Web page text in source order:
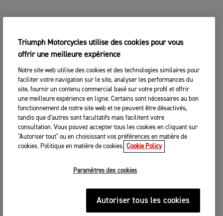
Triumph Motorcycles utilise des cookies pour vous
offrir une meilleure expérience
Notre site web utilise des cookies et des technologies similaires pour
faciliter votre navigation sur le site, analyser les performances du
site, fournir un contenu commercial basé sur votre profil et offrir
une meilleure expérience en ligne. Certains sont nécessaires au bon
fonctionnement de notre site web et ne peuvent être désactivés,
tandis que d'autres sont facultatifs mais facilitent votre
consultation. Vous pouvez accepter tous les cookies en cliquant sur
"Autoriser tout" ou en choisissant vos préférences en matière de
cookies. Politique en matière de cookies. Cookie Policy
Paramètres des cookies
Autoriser tous les cookies